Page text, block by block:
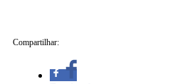
Compartilhar: